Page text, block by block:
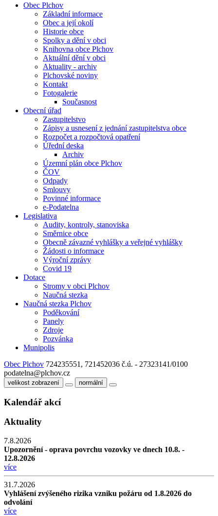
Obec Plchov
Základní informace
Obec a její okolí
Historie obce
Spolky a dění v obci
Knihovna obce Plchov
Aktuální dění v obci
Aktuality - archiv
Plchovské noviny
Kontakt
Fotogalerie
Současnost
Obecní úřad
Zastupitelstvo
Zápisy a usnesení z jednání zastupitelstva obce
Rozpočet a rozpočtová opatření
Úřední deska
Archiv
Územní plán obce Plchov
ČOV
Odpady
Smlouvy
Povinné informace
e-Podatelna
Legislativa
Audity, kontroly, stanoviska
Směrnice obce
Obecně závazné vyhlášky a veřejné vyhlášky
Žádosti o informace
Výroční zprávy
Covid 19
Dotace
Stromy v obci Plchov
Naučná stezka
Naučná stezka Plchov
Poděkování
Panely
Zdroje
Pozvánka
Munipolis
Obec Plchov 724235551, 721452036 č.ú. - 27323141/0100
podatelna@plchov.cz
velikost zobrazení normální
Kalendář akcí
Aktuality
7.8.2026
Upozornění - oprava povrchu vozovky ve dnech 10.8. -
12.8.2026
více
31.7.2026
Vyhlášení zvýšeného rizika vzniku požáru od 1.8.2026 do
odvolání
více